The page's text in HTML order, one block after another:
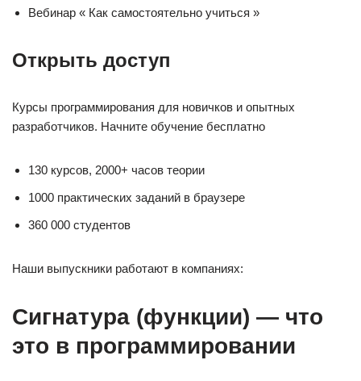
Вебинар « Как самостоятельно учиться »
Открыть доступ
Курсы программирования для новичков и опытных
разработчиков. Начните обучение бесплатно
130 курсов, 2000+ часов теории
1000 практических заданий в браузере
360 000 студентов
Наши выпускники работают в компаниях:
Сигнатура (функции) — что
это в программировании